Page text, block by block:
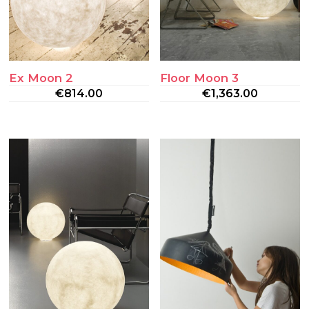
Ex Moon 2
€814.00
Floor Moon 3
€1,363.00